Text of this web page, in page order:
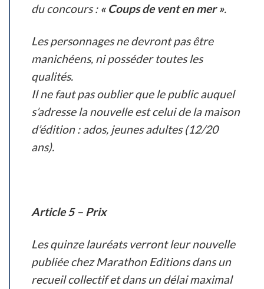
du concours : « Coups de vent en mer ».
Les personnages ne devront pas être
manichéens, ni posséder toutes les
qualités.
Il ne faut pas oublier que le public auquel
s’adresse la nouvelle est celui de la maison
d’édition : ados, jeunes adultes (12/20
ans).
Article 5 – Prix
Les quinze lauréats verront leur nouvelle
publiée chez Marathon Editions dans un
recueil collectif et dans un délai maximal